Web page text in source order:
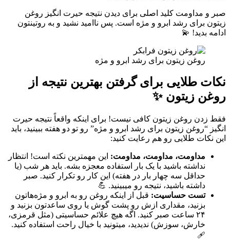
صبر و مداومت کلید اصلی برای دیدن نتیجه حیرت انگیز روغن
زیتون برای رشد ابرو و مژه است. پس ناامید نشید و به روتینتون
ادامه بدید! 💫
روغن زیتون برای رشد ابرو و مژه
نکات طلایی برای گرفتن بهترین نتیجه از
روغن زیتون ✨
فقط زدن روغن زیتون کافی نیست! برای اینکه واقعاً نتیجه حیرت
انگیز “روغن زیتون برای رشد ابرو و مژه” رو تو دو هفته ببینید، باید
این نکات طلایی رو هم رعایت کنید:
مداومت، مداومت، مداومت: این مهمترین نکته است! انتظار
نداشته باشید با یک بار استفاده معجزه بشه. باید هر شب (یا
حداقل سه چهار بار در هفته) این کار رو تکرار کنید. صبر
داشته باشید، نتیجه رو میبینید. 💪
تست حساسیت: قبل از اینکه روغن رو به ابرو و مژه‌هاتون
بزنید، مقداری ازش رو پشت گوش یا روی ساعدتون بزنید و
۲۴ ساعت صبر کنید. اگه هیچ علائم حساسیتی (مثل قرمزی،
خارش، سوزش) ندیدید، میتونید با خیال راحت استفاده کنید.
🩹